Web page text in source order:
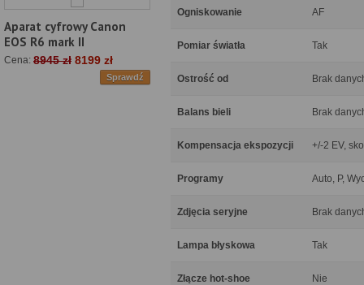
Aparat cyfrowy Canon
EOS R6 mark II
Cena: 8945 zł 8199 zł
Sprawdź
Ogniskowanie AF
Pomiar światła Tak
Ostrość od Brak
Balans bieli Brak
Kompensacja ekspozycji +/-2 EV,
Programy Auto, P,
Zdjęcia seryjne Brak
Lampa błyskowa Tak
Złącze hot-shoe Nie